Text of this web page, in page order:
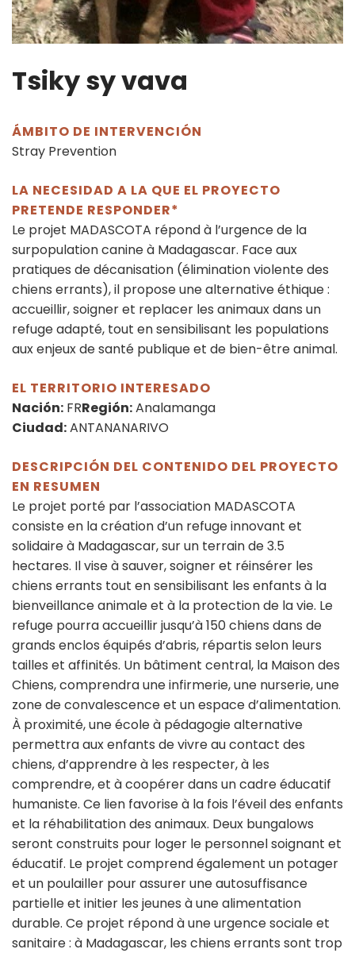
Tsiky sy vava
ÁMBITO DE INTERVENCIÓN
Stray Prevention
LA NECESIDAD A LA QUE EL PROYECTO
PRETENDE RESPONDER*
Le projet MADASCOTA répond à l’urgence de la
surpopulation canine à Madagascar. Face aux
pratiques de décanisation (élimination violente des
chiens errants), il propose une alternative éthique :
accueillir, soigner et replacer les animaux dans un
refuge adapté, tout en sensibilisant les populations
aux enjeux de santé publique et de bien-être animal.
EL TERRITORIO INTERESADO
Nación: FRRegión:Analamanga
Ciudad:ANTANANARIVO
DESCRIPCIÓN DEL CONTENIDO DEL PROYECTO
EN RESUMEN
Le projet porté par l’association MADASCOTA
consiste en la création d’un refuge innovant et
solidaire à Madagascar, sur un terrain de 3.5
hectares. Il vise à sauver, soigner et réinsérer les
chiens errants tout en sensibilisant les enfants à la
bienveillance animale et à la protection de la vie. Le
refuge pourra accueillir jusqu’à 150 chiens dans de
grands enclos équipés d’abris, répartis selon leurs
tailles et affinités. Un bâtiment central, la Maison des
Chiens, comprendra une infirmerie, une nurserie, une
zone de convalescence et un espace d’alimentation.
À proximité, une école à pédagogie alternative
permettra aux enfants de vivre au contact des
chiens, d’apprendre à les respecter, à les
comprendre, et à coopérer dans un cadre éducatif
humaniste. Ce lien favorise à la fois l’éveil des enfants
et la réhabilitation des animaux. Deux bungalows
seront construits pour loger le personnel soignant et
éducatif. Le projet comprend également un potager
et un poulailler pour assurer une autosuffisance
partielle et initier les jeunes à une alimentation
durable. Ce projet répond à une urgence sociale et
sanitaire : à Madagascar, les chiens errants sont trop